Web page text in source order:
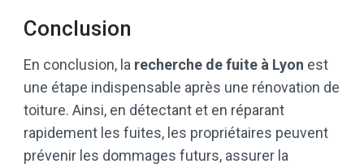
Conclusion
En conclusion, la recherche de fuite à Lyon est
une étape indispensable après une rénovation de
toiture. Ainsi, en détectant et en réparant
rapidement les fuites, les propriétaires peuvent
prévenir les dommages futurs, assurer la